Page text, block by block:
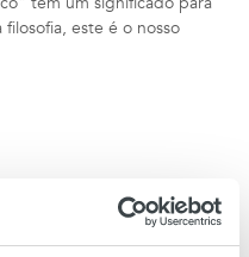
este é o nosso